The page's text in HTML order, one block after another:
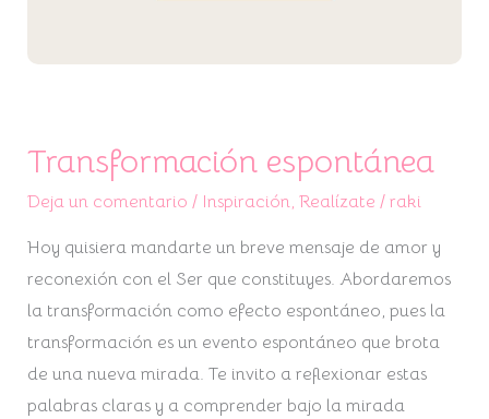
Transformación espontánea
Deja un comentario / Inspiración, Realízate / raki
Hoy quisiera mandarte un breve mensaje de amor y
reconexión con el Ser que constituyes. Abordaremos
la transformación como efecto espontáneo, pues la
transformación es un evento espontáneo que brota
de una nueva mirada. Te invito a reflexionar estas
palabras claras y a comprender bajo la mirada